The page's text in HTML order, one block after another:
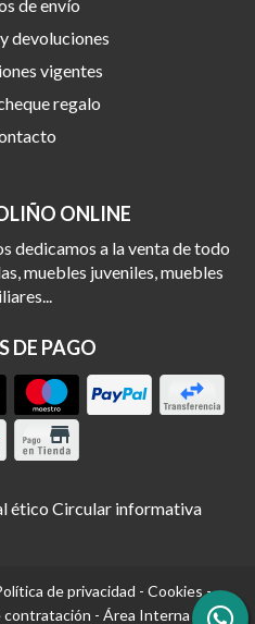
ONLINE
dedicamos a la venta de todo
muebles juveniles, muebles
DE PAGO
de envío
devoluciones
vigentes
regalo
ético Circular informativa
de privacidad - Cookies-
contratación - Área Interna